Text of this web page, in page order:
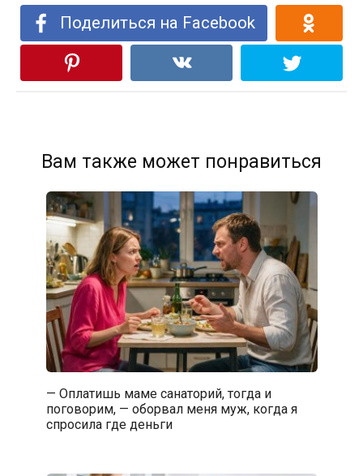
Поделиться на Facebook
Вам также может понравиться
— Оплатишь маме санаторий, тогда и
поговорим, — оборвал меня муж, когда я
спросила где деньги